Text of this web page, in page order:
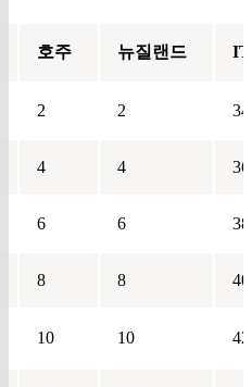
호주 뉴질랜드 IT
2 2 34
4 4 36
6 6 38
8 8 40
10 10 42